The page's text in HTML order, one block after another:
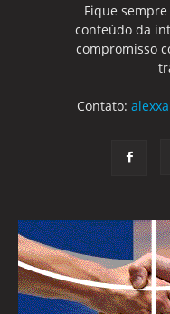
Fique
conteúdo da
compromisso
Contato: